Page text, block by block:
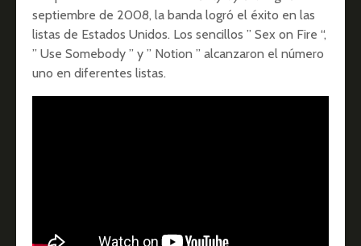
septiembre de 2008, la banda logró el éxito en las
listas de Estados Unidos. Los sencillos ” Sex on Fire “,
” Use Somebody ” y ” Notion ” alcanzaron el número
uno en diferentes listas.